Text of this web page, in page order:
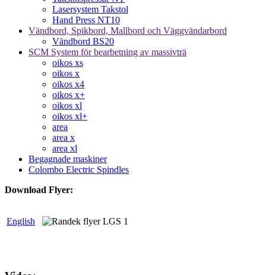
Lasersystem Takstol
Hand Press NT10
Vändbord, Spikbord, Mallbord och Väggvändarbord
Vändbord BS20
SCM System för bearbetning av massivträ
oikos xs
oikos x
oikos x4
oikos x+
oikos xl
oikos xl+
area
area x
area xl
Begagnade maskiner
Colombo Electric Spindles
Download Flyer:
English